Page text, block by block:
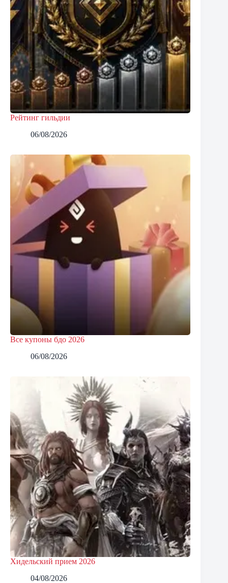
Рейтинг гильдии
06/08/2026
Все купоны бдо 2026
06/08/2026
Хидельский прием 2026
04/08/2026